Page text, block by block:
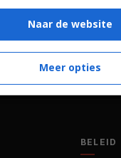
Hét online
BELEID
Naar de website
Meer opties